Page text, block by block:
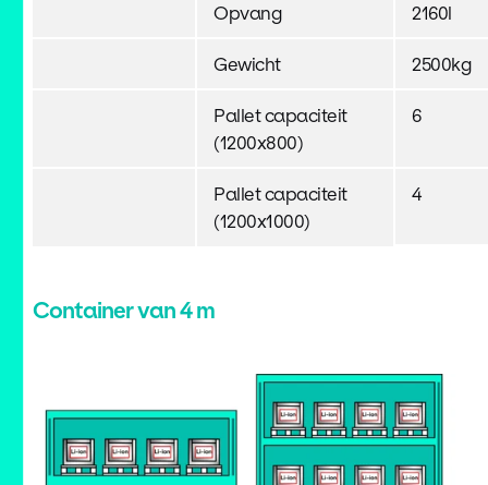
Opvang 2160l
Gewicht 2500kg
Pallet capaciteit
(1200x800)
6
Pallet capaciteit
(1200x1000)
4
Container van 4 m